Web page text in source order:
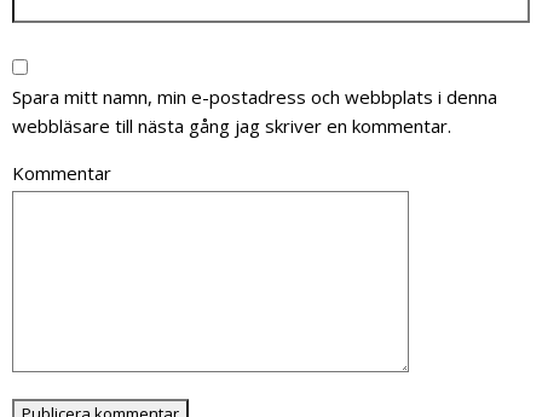
Spara mitt namn, min e-postadress och webbplats i denna
webbläsare till nästa gång jag skriver en kommentar.
Kommentar